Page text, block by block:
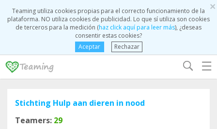
×
Teaming utiliza cookies propias para el correcto funcionamiento de la
plataforma. NO utiliza cookies de publicidad. Lo que sí utiliza son cookies
de terceros para la medición (haz click aquí para leer más), ¿deseas
consentir estas cookies?
Aceptar
Rechazar
☰
Stichting Hulp aan dieren in nood
Teamers: 29